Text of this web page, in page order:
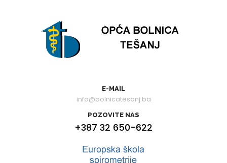
E-MAIL
info@bolnicatesanj.ba
POZOVITE NAS
+387 32 650-622